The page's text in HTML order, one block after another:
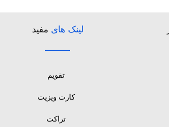
لینک های مفید
تقویم
کارت ویزیت
تراکت